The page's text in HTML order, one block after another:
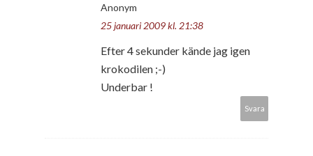
Anonym
25 januari 2009 kl. 21:38
Efter 4 sekunder kände jag igen
krokodilen ;-)
Underbar !
Svara